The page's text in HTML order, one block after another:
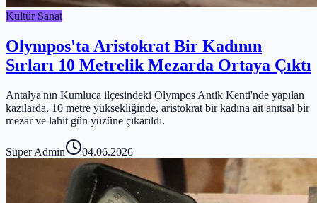
Kültür Sanat
Olympos'ta Aristokrat Bir Kadının
Sırları 10 Metrelik Mezarda Ortaya Çıktı
Antalya'nın Kumluca ilçesindeki Olympos Antik Kenti'nde yapılan
kazılarda, 10 metre yüksekliğinde, aristokrat bir kadına ait anıtsal bir
mezar ve lahit gün yüzüne çıkarıldı.
Süper Admin 04.06.2026